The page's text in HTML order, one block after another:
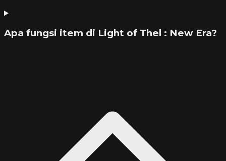
Apa fungsi item di Light of Thel : New Era?